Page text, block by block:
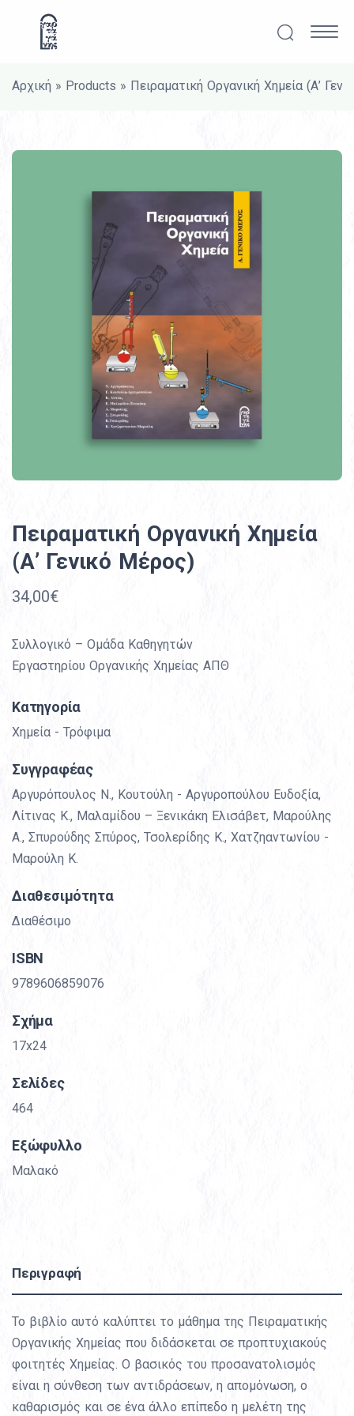
Μετάβαση στο περιεχόμενο
Αρχική » Products » Πειραματική Οργανική Χημεία (Α’
Πειραματική Οργανική Χημεία
(Α’ Γενικό Μέρος)
34,00€
Συλλογικό – Ομάδα Καθηγητών
Εργαστηρίου Οργανικής Χημείας ΑΠΘ
Κατηγορία
Χημεία - Τρόφιμα
Συγγραφέας
Αργυρόπουλος Ν., Κουτούλη - Αργυροπούλου Ευδοξία,
Λίτινας Κ., Μαλαμίδου – Ξενικάκη Ελισάβετ, Μαρούλης
Α., Σπυρούδης Σπύρος, Τσολερίδης Κ., Χατζηαντωνίου -
Μαρούλη Κ.
Διαθεσιμότητα
Διαθέσιμο
ΙSBN
9789606859076
Σχήμα
17x24
Σελίδες
464
Εξώφυλλο
Μαλακό
Περιγραφή
Το βιβλίο αυτό καλύπτει το μάθημα της Πειραματικής
Οργανικής Χημείας που διδάσκεται σε προπτυχιακούς
φοιτητές Χημείας. Ο βασικός του προσανατολισμός
είναι η σύνθεση των αντιδράσεων, η απομόνωση, ο
καθαρισμός και σε ένα άλλο επίπεδο η μελέτη της